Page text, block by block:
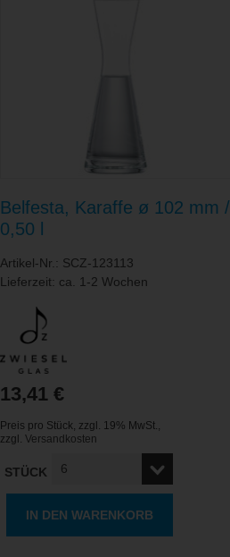
Belfesta, Karaffe ø 102 mm /
0,50 l
Artikel-Nr.: SCZ-123113
Lieferzeit: ca. 1-2 Wochen
13,41 €
Preis pro Stück zzgl. 19% MwSt.
zzgl. Versandkosten
STÜCK
IN DEN WARENKORB